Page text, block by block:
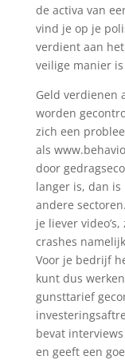
de activa van
vind je op je
verdient aan
veilige manier
Geld verdienen
worden
zich een
als
door
langer is, dan
andere
je liever
crashes
Voor je bedrijf
kunt dus
gunsttarief
bevat
en geeft een